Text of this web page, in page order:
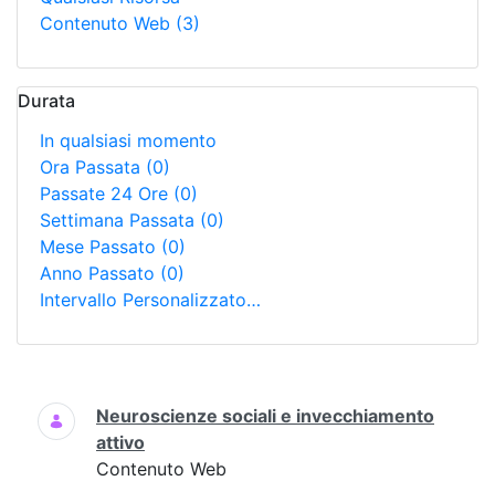
Contenuto Web (3)
Durata
In qualsiasi momento
Ora Passata (0)
Passate 24 Ore (0)
Settimana Passata (0)
Mese Passato (0)
Anno Passato (0)
Intervallo Personalizzato…
Ricerca
Neuroscienze sociali e invecchiamento
attivo
Contenuto Web